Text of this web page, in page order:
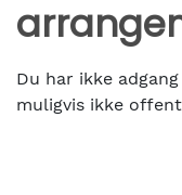
Du har ikke
muligvis ikke